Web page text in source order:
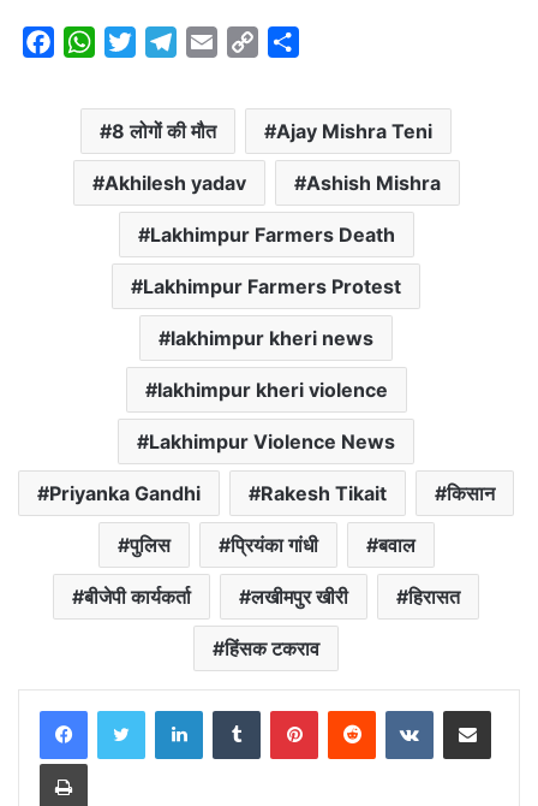
W
a
t
s
A
i
t
t
e
r
l
e
g
r
a
m
a
l
p
y
L
i
n
k
a
r
e
8 लोगों की मौत Ajay Mishra Teni
Akhilesh yadav Ashish Mishra
Lakhimpur Farmers Death
Lakhimpur Farmers Protest
lakhimpur kheri news
lakhimpur kheri violence
Lakhimpur Violence News
Priyanka Gandhi Rakesh Tikait किसान
पुलिस प्रियंका गांधी बवाल
बीजेपी कार्यकर्ता लखीमपुर खीरी हिरासत
हिंसक टकराव
LinkedInTumblr PinterestReddit VKontakteShare via Email
Print